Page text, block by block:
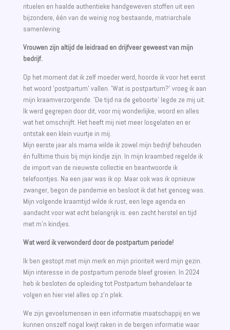
rituelen en haalde authentieke handgeweven stoffen uit een
bijzondere, één van de weinig nog bestaande, matriarchale
samenleving.
Vrouwen zijn altijd de leidraad en drijfveer geweest van mijn
bedrijf.
Op het moment dat ik zelf moeder werd, hoorde ik voor het eerst
het woord 'postpartum' vallen. 'Wat is postpartum?' vroeg ik aan
mijn kraamverzorgende. 'De tijd na de geboorte' legde ze mij uit.
Ik werd gegrepen door dit, voor mij wonderlijke, woord en alles
wat het omschrijft. Het heeft mij niet meer losgelaten en er
ontstak een klein vuurtje in mij.
Mijn eerste jaar als mama wilde ik zowel mijn bedrijf behouden
én fulltime thuis bij mijn kindje zijn. In mijn kraambed regelde ik
de import van de nieuwste collectie en beantwoorde ik
telefoontjes. Na een jaar was ik op. Maar ook was ik opnieuw
zwanger, begon de pandemie en besloot ik dat het genoeg was.
Mijn volgende kraamtijd wilde ik rust, een lege agenda en
aandacht voor wat echt belangrijk is: een zacht herstel en tijd
met m'n kindjes.
Wat werd ik verwonderd door de postpartum periode!
Ik ben gestopt met mijn merk en mijn prioriteit werd mijn gezin.
Mijn interesse in de postpartum periode bleef groeien. In 2024
heb ik besloten de opleiding tot Postpartum behandelaar te
volgen en hier viel alles op z'n plek.
We zijn gevoelsmensen in een informatie maatschappij en we
kunnen onszelf nogal kwijt raken in de bergen informatie waar